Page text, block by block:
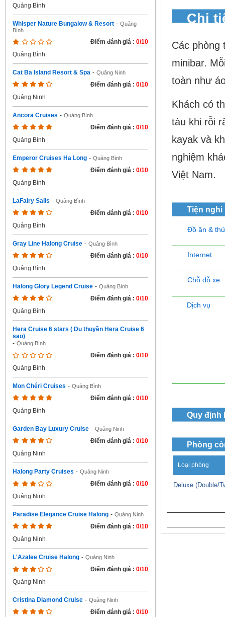
Quảng Bình
Whisper Nature Bungalow & Resort - Quảng
Bình
Điểm đánh giá : 0/10
Quảng Bình
Cat Ba Island Resort & Spa - Quảng Ninh
Điểm đánh giá : 0/10
Quảng Ninh
Ancora Cruises - Quảng Bình
Điểm đánh giá : 0/10
Quảng Bình
Emperor Cruises Ha Long - Quảng Bình
Điểm đánh giá : 0/10
Quảng Bình
LaFairy Sails - Quảng Bình
Điểm đánh giá : 0/10
Quảng Bình
Gray Line Halong Cruise - Quảng Bình
Điểm đánh giá : 0/10
Quảng Bình
Halong Glory Legend Cruise - Quảng Bình
Điểm đánh giá : 0/10
Quảng Bình
Hera Cruise 6 stars ( Du thuyền Hera Cruise 6
sao)
- Quảng Bình
Điểm đánh giá : 0/10
Quảng Bình
Mon Chéri Cruises - Quảng Bình
Điểm đánh giá : 0/10
Quảng Bình
Garden Bay Luxury Cruise - Quảng Ninh
Điểm đánh giá : 0/10
Quảng Ninh
Halong Party Cruises - Quảng Ninh
Điểm đánh giá : 0/10
Quảng Ninh
Paradise Elegance Cruise Halong - Quảng Ninh
Điểm đánh giá : 0/10
Quảng Ninh
L'Azalee Cruise Halong - Quảng Ninh
Điểm đánh giá : 0/10
Quảng Ninh
Cristina Diamond Cruise - Quảng Ninh
Điểm đánh giá : 0/10
Chi
Các phòng
minibar.
toàn như
Khách có
tàu khi rỗi
kayak và
nghiệm
Việt Nam.
Tiện nghi
Đồ ăn &
Internet
Chỗ đỗ xe
Dịch vụ
Quy định
Phòng
Loại phòng
Deluxe (Double/